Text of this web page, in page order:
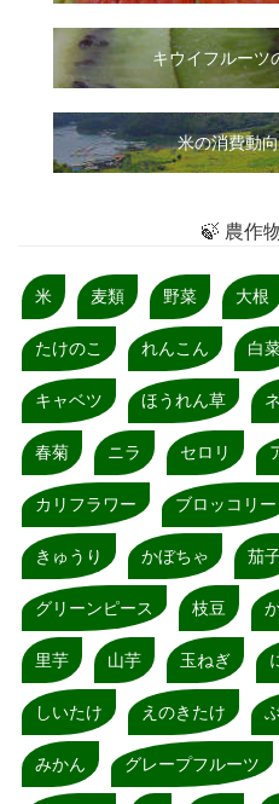
キウイフルーツ
米の消費動
🍃 農作
米 麦類 野菜 大根
たけのこ れんこん 白
キャベツ ほうれん草
春菊 ニラ セロリ
カリフラワー ブロッコリー
きゅうり かぼちゃ 茄
グリーンピース 枝豆
里芋 山芋 玉ねぎ
しいたけ えのきたけ
みかん グレープフルーツ